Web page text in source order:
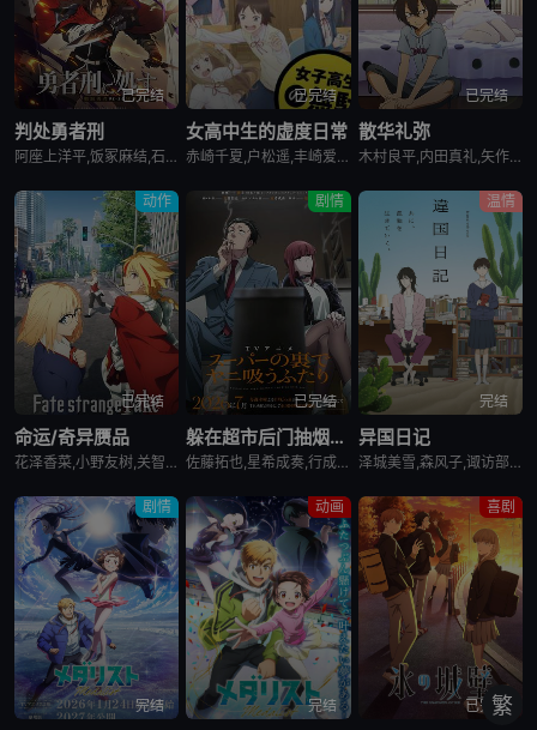
第1125集 VIP 第1126集 VIP 第1127集 VIP
第1128集 第1129集 VIP 第1130集
第1131集 VIP 第1132集 VIP 第1133集 VIP
第1134集 VIP 第1135集 VIP 第1136集 VIP
第1137集 VIP 第1138集 VIP 第1139集
第1140集 VIP 第1141集 VIP 第1142集 VIP
第1143集 VIP 第1144集 VIP 第1145集 VIP
第1146集 VIP 第1147集 VIP 第1148集 VIP
第1149集 VIP 第1150集 VIP 第1151集
第1152集 VIP 第1153集 VIP 第1154集 VIP
已完结
判处勇者刑
阿座上洋平,饭冢麻结,石上静香,堀江瞬,土岐隼一,上田燿司,松冈祯丞,福岛润,千叶翔也,日笠阳子,中村悠一,大西沙织
已完结
女高中生的虚度日常
赤崎千夏,户松遥,丰崎爱生,长绳麻理亚,富田美忧,高桥李依,佐藤聪美,市道真央,兴津和幸,上田丽奈,名冢佳织,落合福嗣,松冈祯丞,岛崎信长
已完结
散华礼弥
木村良平,内田真礼,矢作纱友里,井口裕香,荻野晴朗,石冢运升,西山宏太朗,桑岛法子,岩濑周平,西口杏里沙
动作
已完结
命运/奇异赝品
花泽香菜,小野友树,关智一,诸星堇,小林优,Lynn,小西克幸,内田真礼,森久保祥太郎,羽多野涉,松冈祯丞,堀内贤雄,古贺葵,橘龙丸,浪川大辅,榎木淳弥,咲野俊介
剧情
已完结
躲在超市后门抽烟的两人
佐藤拓也,星希成奏,行成桃姬,丰口惠美,安田陆矢,日笠阳子,高桥伸也
温情
完结
异国日记
泽城美雪,森风子,诹访部顺一,诸星堇,松井惠理子,近藤隆,大原沙耶香
剧情
完结
动画
完结
喜剧
已完结
繁